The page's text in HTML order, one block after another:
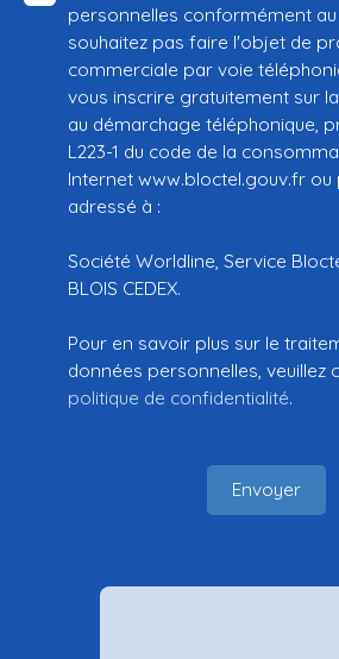
personnelles conformément au
souhaitez pas faire l'objet de
commerciale par voie
vous inscrire gratuitement sur
au démarchage téléphonique,
L223-1 du code de la
Internet www.bloctel.gouv.fr
adressé à :
Société Worldline, Service
BLOIS CEDEX.
Pour en savoir plus sur le
données personnelles, veuillez
politique de confidentialité.
Envoyer